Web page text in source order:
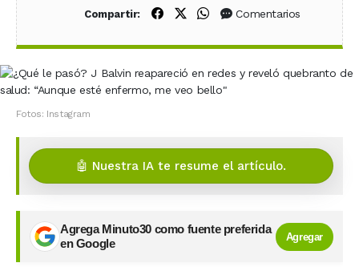
Compartir: Compartir en Facebook
Compartir en X (Twitter)
Compartir en WhatsApp
Comentarios
Fotos: Instagram
🤖 Nuestra IA te resume el artículo.
Agrega Minuto30 como fuente preferida
en Google
Agregar